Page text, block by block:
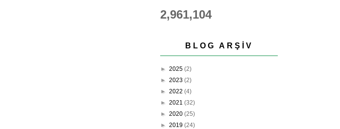
2,961,104
BLOG ARŞIV
► 2025 (2)
► 2023 (2)
► 2022 (4)
► 2021 (32)
► 2020 (25)
► 2019 (24)